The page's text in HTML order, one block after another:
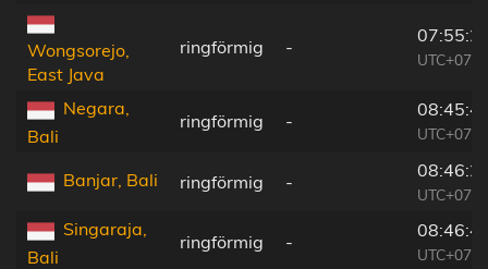
Wongsorejo,
East Java
ringförmig -
Negara,
Bali
ringförmig -
Banjar, Bali ringförmig -
Singaraja,
Bali
ringförmig -